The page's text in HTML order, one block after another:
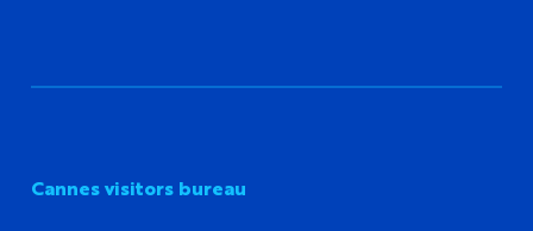
Cannes visitors bureau